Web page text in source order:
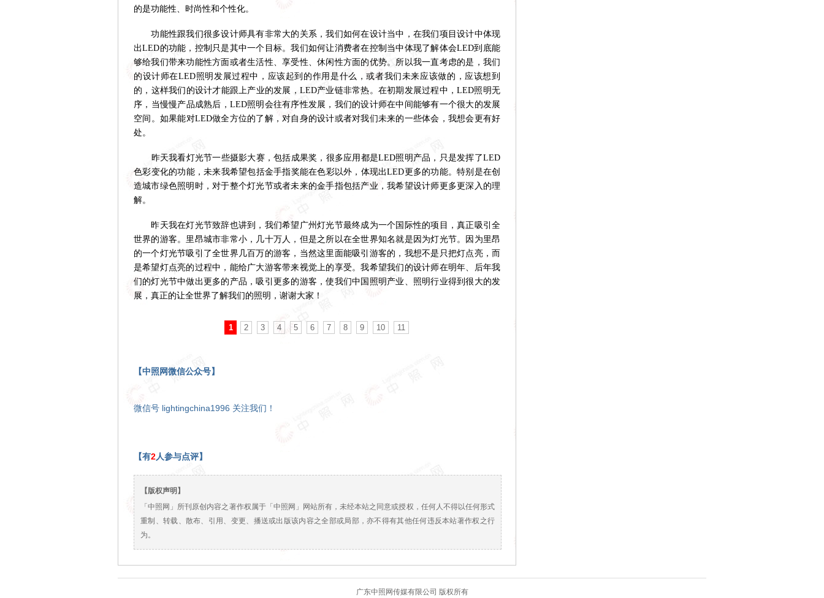
的是功能性、时尚性和个性化。
功能性跟我们很多设计师具有非常大的关系，我们如何在设计当中，在我们项目设计中体现
出LED的功能，控制只是其中一个目标。我们如何让消费者在控制当中体现了解体会LED到底能
够给我们带来功能性方面或者生活性、享受性、休闲性方面的优势。所以我一直考虑的是，我们
的设计师在LED照明发展过程中，应该起到的作用是什么，或者我们未来应该做的，应该想到
的，这样我们的设计才能跟上产业的发展，LED产业链非常热。在初期发展过程中，LED照明无
序，当慢慢产品成熟后，LED照明会往有序性发展，我们的设计师在中间能够有一个很大的发展
空间。如果能对LED做全方位的了解，对自身的设计或者对我们未来的一些体会，我想会更有好
处。
昨天我看灯光节一些摄影大赛，包括成果奖，很多应用都是LED照明产品，只是发挥了LED
色彩变化的功能，未来我希望包括金手指奖能在色彩以外，体现出LED更多的功能。特别是在创
造城市绿色照明时，对于整个灯光节或者未来的金手指包括产业，我希望设计师更多更深入的理
解。
昨天我在灯光节致辞也讲到，我们希望广州灯光节最终成为一个国际性的项目，真正吸引全
世界的游客。里昂城市非常小，几十万人，但是之所以在全世界知名就是因为灯光节。因为里昂
的一个灯光节吸引了全世界几百万的游客，当然这里面能吸引游客的，我想不是只把灯点亮，而
是希望灯点亮的过程中，能给广大游客带来视觉上的享受。我希望我们的设计师在明年、后年我
们的灯光节中做出更多的产品，吸引更多的游客，使我们中国照明产业、照明行业得到很大的发
展，真正的让全世界了解我们的照明，谢谢大家！
1 2 3 4 5 6 7 8 9 10 11
【中照网微信公众号】
微信号 lightingchina1996 关注我们！
【有2人参与点评】
【版权声明】
「中照网」所刊原创内容之著作权属于「中照网」网站所有，未经本站之同意或授权，任何人不得以任何形式
重制、转载、散布、引用、变更、播送或出版该内容之全部或局部，亦不得有其他任何违反本站著作权之行
为。
广东中照网传媒有限公司 版权所有